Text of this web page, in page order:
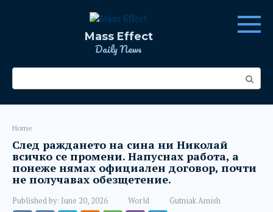
Mass Effect
Daily News
Search:
Home
След раждането на сина ни Николай
всичко се промени. Напуснах работа, а
понеже нямах официален договор, почти
не получавах обезщетение.
Published by: June 20, 2026 World Gutniak Amish